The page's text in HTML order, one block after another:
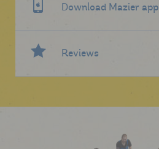
Download Mazier app
Reviews